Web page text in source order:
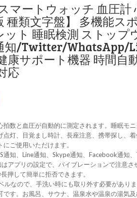
マートウォッチ 血圧計
種類文字盤】 多機能ス
ト 睡眠検測 ストップ
知/Twitter/WhatsApp/
康サポート機器 時間自
応
拍数と血圧が自動的に測定されます。睡眠モ
点灯、目覚まし時計、長座注意、携帯探し、
ご使用いただけます。
通知、Line通知、Skype通知、Facebook通知
アプリの設定で、バイブレーションで注意さ
押して簡単に拒否できます。
ルなので、手洗い時にも取り外す必要があり
す。お風呂、サウナ、温泉水や温泉の湯気